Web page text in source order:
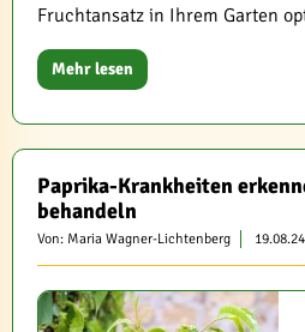
Fruchtansatz in Ihrem Garten
Mehr lesen
Paprika-Krankheiten
behandeln
Von: Maria Wagner-Lichtenberg